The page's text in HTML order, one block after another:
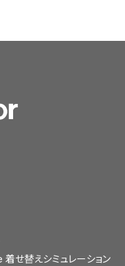
せ替えシミュレーション